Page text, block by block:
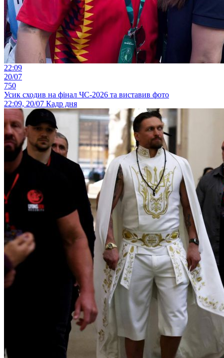
22:09
20/07
750
Усик сходив на фінал ЧС-2026 та виставив фото
22:09, 20/07 Кадр дня